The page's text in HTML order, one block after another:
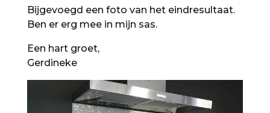
Bijgevoegd een foto van het eindresultaat.
Ben er erg mee in mijn sas.
Een hart groet,
Gerdineke